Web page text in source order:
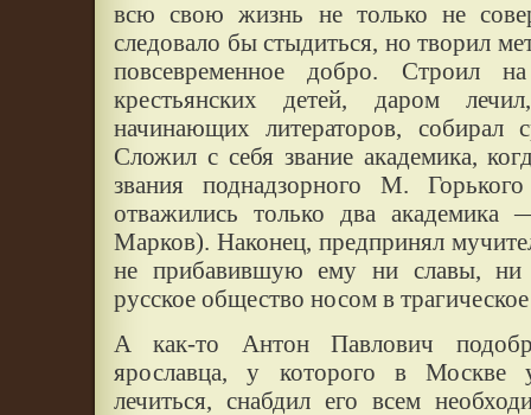
всю свою жизнь не только не
следовало бы стыдиться, но творил
повсевременное добро. Строил
крестьянских детей, даром
начинающих литераторов, собирал
Сложил с себя звание академика,
звания поднадзорного М.
отважились только два академика
Марков). Наконец, предпринял
не прибавившую ему ни славы, ни
русское общество носом в
А как-то Антон Павлович
ярославца, у которого в Москве
лечиться, снабдил его всем